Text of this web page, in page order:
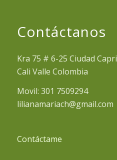
Contáctanos
Kra 75 # 6-25 Ciudad Capri
Cali Valle Colombia
Movil: 301 7509294
lilianamariach@gmail.com
Contáctame